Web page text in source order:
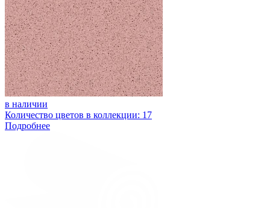
в наличии
Количество цветов в коллекции: 17
Подробнее